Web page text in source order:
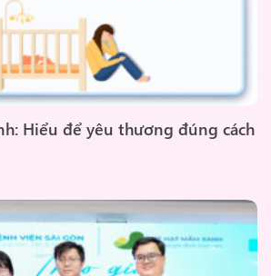
Hiểu để yêu thương đúng cách